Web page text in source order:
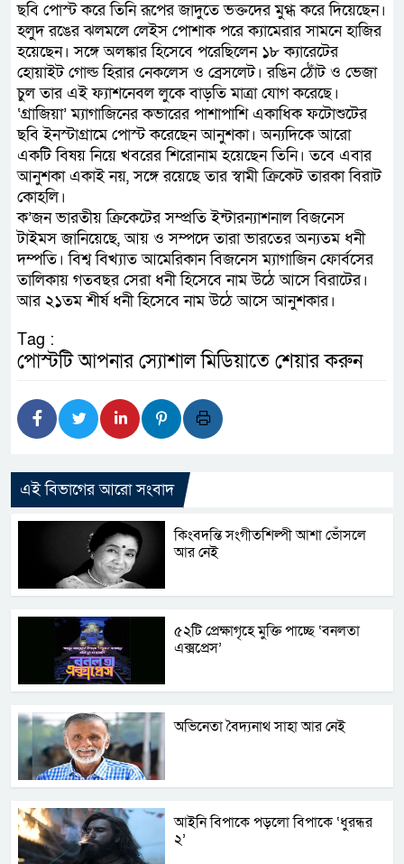
ছবি পোস্ট করে তিনি রূপের জাদুতে ভক্তদের মুগ্ধ করে দিয়েছেন।
হলুদ রঙের ঝলমলে লেইস পোশাক পরে ক্যামেরার সামনে হাজির
হয়েছেন। সঙ্গে অলঙ্কার হিসেবে পরেছিলেন ১৮ ক্যারেটের
হোয়াইট গোল্ড হিরার নেকলেস ও ব্রেসলেট। রঙিন ঠোঁট ও ভেজা
চুল তার এই ফ্যাশনেবল লুকে বাড়তি মাত্রা যোগ করেছে।
‘গ্রাজিয়া’ ম্যাগাজিনের কভারের পাশাপাশি একাধিক ফটোশুটের
ছবি ইনস্টাগ্রামে পোস্ট করেছেন আনুশকা। অন্যদিকে আরো
একটি বিষয় নিয়ে খবরের শিরোনাম হয়েছেন তিনি। তবে এবার
আনুশকা একাই নয়, সঙ্গে রয়েছে তার স্বামী ক্রিকেট তারকা বিরাট
কোহলি।
ক’জন ভারতীয় ক্রিকেটের সম্প্রতি ইন্টারন্যাশনাল বিজনেস
টাইমস জানিয়েছে, আয় ও সম্পদে তারা ভারতের অন্যতম ধনী
দম্পতি। বিশ্ব বিখ্যাত আমেরিকান বিজনেস ম্যাগাজিন ফোর্বসের
তালিকায় গতবছর সেরা ধনী হিসেবে নাম উঠে আসে বিরাটের।
আর ২১তম শীর্ষ ধনী হিসেবে নাম উঠে আসে আনুশকার।
Tag :
পোস্টটি আপনার স্যোশাল মিডিয়াতে শেয়ার করুন
এই বিভাগের আরো সংবাদ
কিংবদন্তি সংগীতশিল্পী আশা ভোঁসলে
আর নেই
৫২টি প্রেক্ষাগৃহে মুক্তি পাচ্ছে ‘বনলতা
এক্সপ্রেস’
অভিনেতা বৈদ্যনাথ সাহা আর নেই
আইনি বিপাকে পড়লো বিপাকে ‘ধুরন্ধর
২’